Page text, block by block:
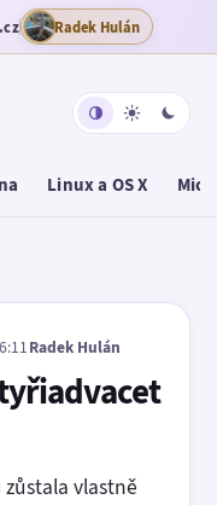
Radek Hulán
Linux a OS X
Radek Hulán
zůstala vlastně